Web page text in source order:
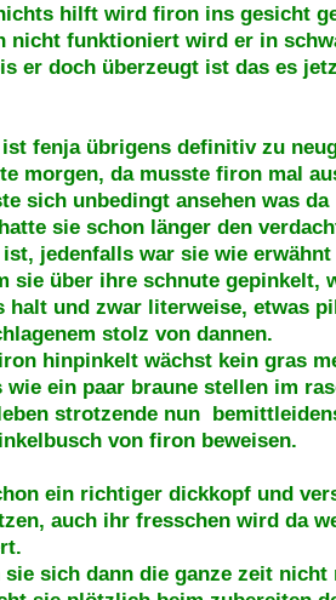
hilft wird firon ins gesicht
nicht funktioniert wird er in
er doch überzeugt ist das es
ist fenja übrigens definitiv zu
morgen, da musste firon mal
sich unbedingt ansehen was
sie schon länger den
jedenfalls war sie wie
sie über ihre schnute gepinkelt,
halt und zwar literweise, etwas
stolz von dannen.
hinpinkelt wächst kein gras
wie ein paar braune stellen im
strotzende nun
von firon beweisen.
ein richtiger dickkopf und
auch ihr fresschen wird da
sie sich dann die ganze zeit